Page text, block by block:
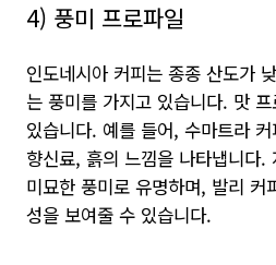
4) 풍미 프로파일
인도네시아 커피는 종종 산도가
는 풍미를 가지고 있습니다. 맛
있습니다. 예를 들어, 수마트라
향신료, 흙의 느낌을 나타냅니다.
미묘한 풍미로 유명하며, 발리
성을 보여줄 수 있습니다.